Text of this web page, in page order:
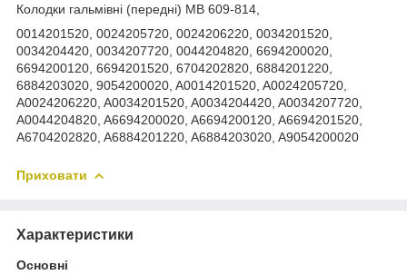
Колодки гальмівні (передні) MB 609-814,
0014201520, 0024205720, 0024206220, 0034201520,
0034204420, 0034207720, 0044204820, 6694200020,
6694200120, 6694201520, 6704202820, 6884201220,
6884203020, 9054200020, A0014201520, A0024205720,
A0024206220, A0034201520, A0034204420, A0034207720,
A0044204820, A6694200020, A6694200120, A6694201520,
A6704202820, A6884201220, A6884203020, A9054200020
Приховати
Характеристики
Основні